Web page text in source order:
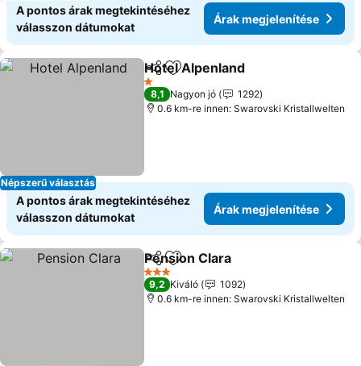
A pontos árak megtekintéséhez
válasszon dátumokat
Árak megjelenítése
Népszerű választás
Megosztás
Hozzáadás a kedvencekhez
Hotel Alpenland
1 Kategória
8,1 Nagyon jó
1292
0.6 km-re innen: Swarovski Kristallwelten
A pontos árak megtekintéséhez
válasszon dátumokat
Árak megjelenítése
Megosztás
Hozzáadás a kedvencekhez
Pension Clara
3 Kategória
9,2 Kiváló
1092
0.6 km-re innen: Swarovski Kristallwelten